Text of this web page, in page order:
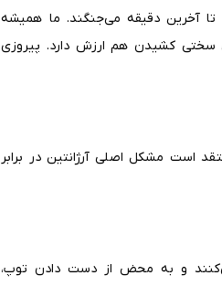
تا آخرین دقیقه می‌جنگند. ما همیشه
سختی کشیدن هم ارزش دارد. پیروزی
است مشکل اصلی آرژانتین در برابر
می‌کنند و به محض از دست دادن توپ،